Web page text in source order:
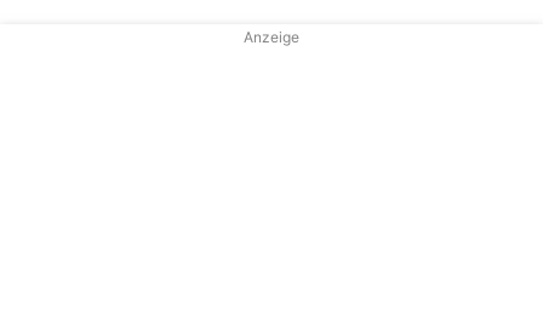
Anzeige